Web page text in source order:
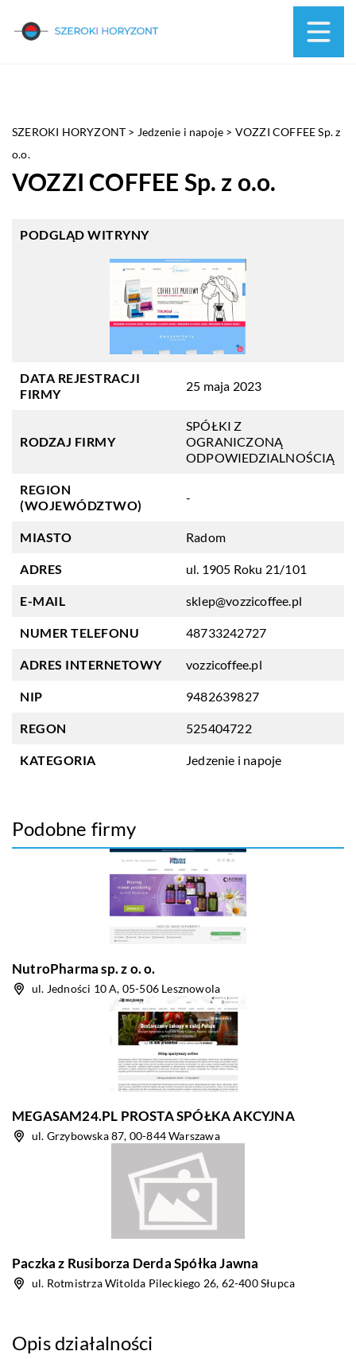
SZEROKI HORYZONT > Jedzenie i napoje > VOZZI COFFEE Sp. z
o.o.
VOZZI COFFEE Sp. z o.o.
PODGLĄD WITRYNY
DATA REJESTRACJI
FIRMY
25 maja 2023
RODZAJ FIRMY
SPÓŁKI Z
OGRANICZONĄ
ODPOWIEDZIALNOŚCIĄ
REGION
(WOJEWÓDZTWO)
-
MIASTO Radom
ADRES ul. 1905 Roku 21/101
E-MAIL sklep@vozzicoffee.pl
NUMER TELEFONU 48733242727
ADRES INTERNETOWY vozzicoffee.pl
NIP 9482639827
REGON 525404722
KATEGORIA Jedzenie i napoje
Podobne firmy
NutroPharma sp. z o. o.
ul. Jedności 10 A, 05-506 Lesznowola
MEGASAM24.PL PROSTA SPÓŁKA AKCYJNA
ul. Grzybowska 87, 00-844 Warszawa
Paczka z Rusiborza Derda Spółka Jawna
ul. Rotmistrza Witolda Pileckiego 26, 62-400 Słupca
Opis działalności